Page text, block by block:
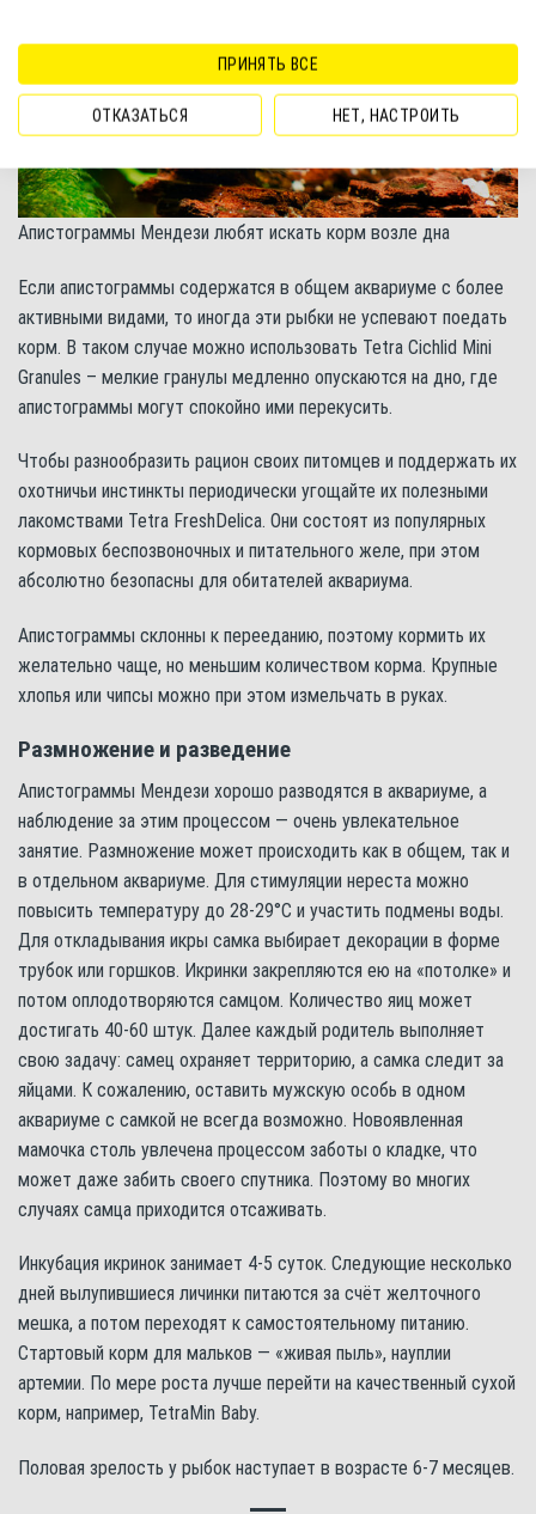
Апистограммы Мендези любят искать корм возле дна
Если апистограммы содержатся в общем аквариуме с более
активными видами, то иногда эти рыбки не успевают поедать
корм. В таком случае можно использовать Tetra Cichlid Mini
Granules – мелкие гранулы медленно опускаются на дно, где
апистограммы могут спокойно ими перекусить.
Чтобы разнообразить рацион своих питомцев и поддержать их
охотничьи инстинкты периодически угощайте их полезными
лакомствами Tetra FreshDelica. Они состоят из популярных
кормовых беспозвоночных и питательного желе, при этом
абсолютно безопасны для обитателей аквариума.
Апистограммы склонны к перееданию, поэтому кормить их
желательно чаще, но меньшим количеством корма. Крупные
хлопья или чипсы можно при этом измельчать в руках.
Размножение и разведение
Апистограммы Мендези хорошо разводятся в аквариуме, а
наблюдение за этим процессом — очень увлекательное
занятие. Размножение может происходить как в общем, так и
в отдельном аквариуме. Для стимуляции нереста можно
повысить температуру до 28-29°С и участить подмены воды.
Для откладывания икры самка выбирает декорации в форме
трубок или горшков. Икринки закрепляются ею на «потолке» и
потом оплодотворяются самцом. Количество яиц может
достигать 40-60 штук. Далее каждый родитель выполняет
свою задачу: самец охраняет территорию, а самка следит за
яйцами. К сожалению, оставить мужскую особь в одном
аквариуме с самкой не всегда возможно. Новоявленная
мамочка столь увлечена процессом заботы о кладке, что
может даже забить своего спутника. Поэтому во многих
случаях самца приходится отсаживать.
Инкубация икринок занимает 4-5 суток. Следующие несколько
дней вылупившиеся личинки питаются за счёт желточного
мешка, а потом переходят к самостоятельному питанию.
Стартовый корм для мальков — «живая пыль», науплии
артемии. По мере роста лучше перейти на качественный сухой
корм, например, TetraMin Baby.
Половая зрелость у рыбок наступает в возрасте 6-7 месяцев.
ПРИНЯТЬ ВСЕ
ОТКАЗАТЬСЯ НЕТ, НАСТРОИТЬ